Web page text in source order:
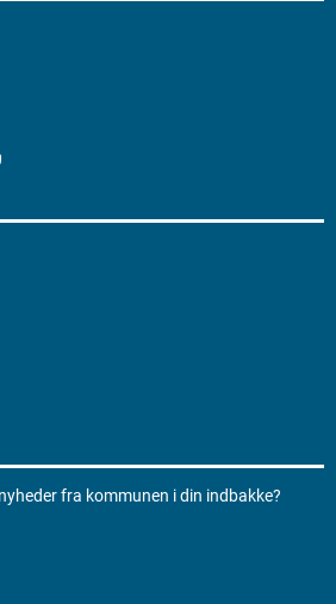
fra kommunen i din indbakke?